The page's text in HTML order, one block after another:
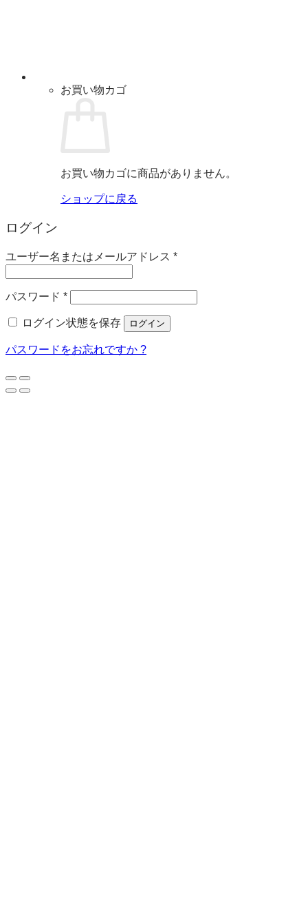
お買い物カゴ
お買い物カゴに商品がありません。
ショップに戻る
ログイン
ユーザー名またはメールアドレス *必
パスワード *必
ログイン状態を保存
ログイン
パスワードをお忘れですか ?